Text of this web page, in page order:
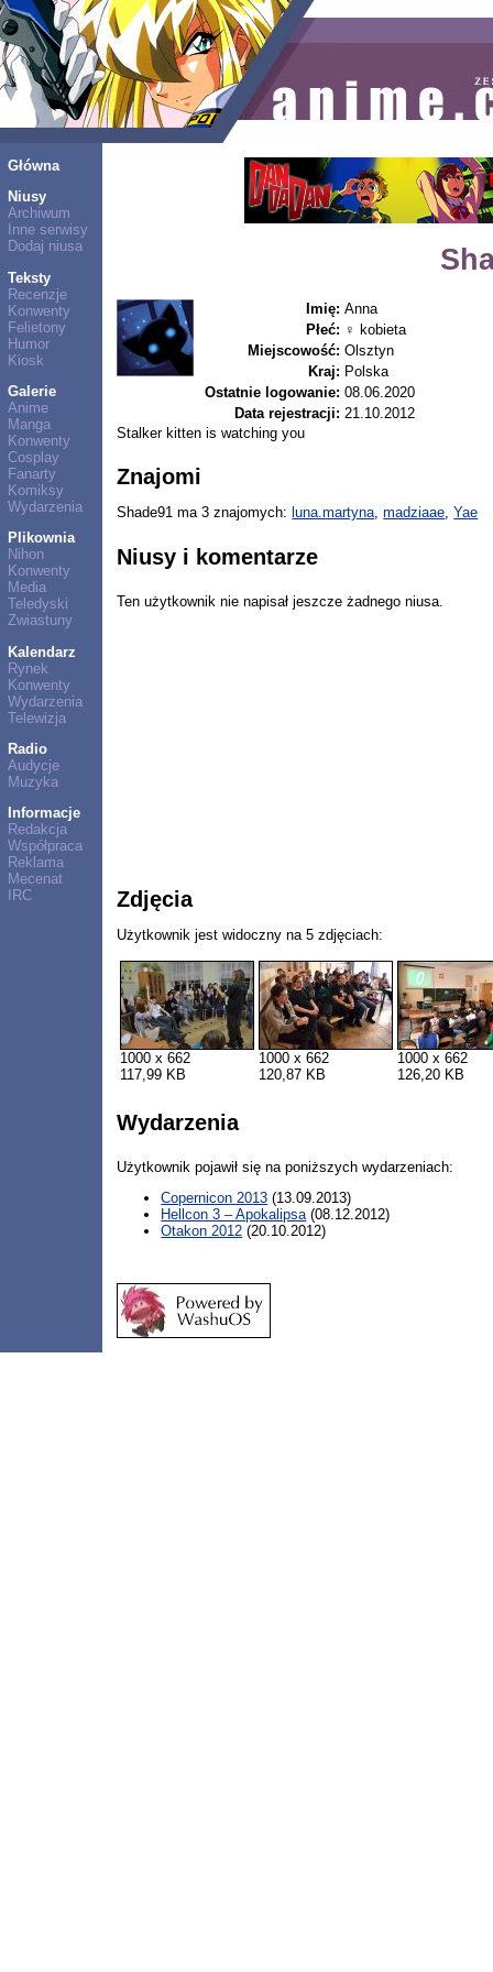
Główna
Niusy
Archiwum
Inne serwisy
Dodaj niusa
Teksty
Recenzje
Konwenty
Felietony
Humor
Kiosk
Galerie
Anime
Manga
Konwenty
Cosplay
Fanarty
Komiksy
Wydarzenia
Plikownia
Nihon
Konwenty
Media
Teledyski
Zwiastuny
Kalendarz
Rynek
Konwenty
Wydarzenia
Telewizja
Radio
Audycje
Muzyka
Informacje
Redakcja
Współpraca
Reklama
Mecenat
IRC
Imię: Anna
Płeć: ♀ kobieta
Miejscowość: Olsztyn
Kraj: Polska
Ostatnie logowanie: 08.06.2020
Data rejestracji: 21.10.2012
Stalker kitten is watching you
Znajomi
Shade91 ma 3 znajomych: luna.martyna,madziaae,Yae
Niusy i komentarze
Ten użytkownik nie napisał jeszcze żadnego niusa.
Zdjęcia
Użytkownik jest widoczny na 5 zdjęciach:
1000 x 662
117,99 KB
1000 x 662
120,87 KB
1000 x 662
126,20 KB
Wydarzenia
Użytkownik pojawił się na poniższych wydarzeniach:
Copernicon 2013 (13.09.2013)
Hellcon 3 – Apokalipsa(08.12.2012)
Otakon 2012 (20.10.2012)